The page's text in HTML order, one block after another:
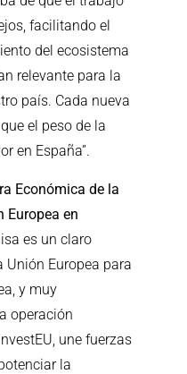
facilitando el
del ecosistema
relevante para la
país. Cada nueva
el peso de la
en España”.
Económica de la
Europea en
es un claro
Europea para
y muy
operación
une fuerzas
la